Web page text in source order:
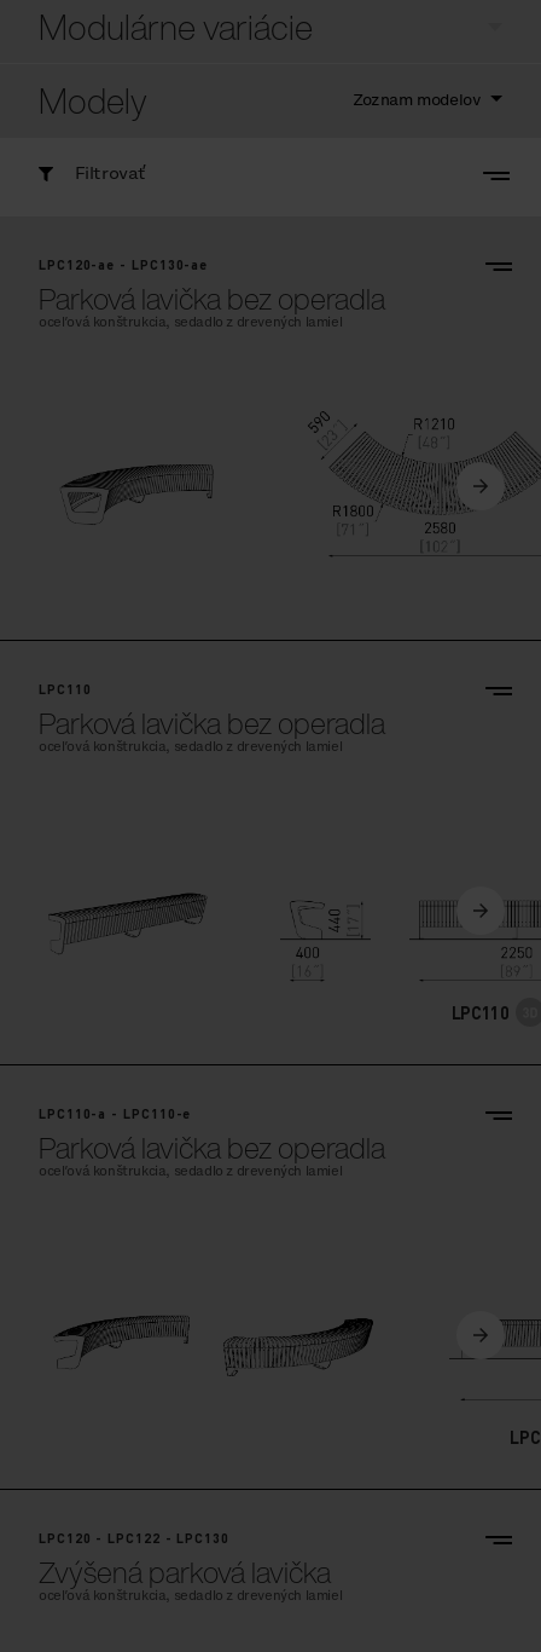
Modulárne variácie
Modely
Zoznam modelov
Filtrovať
LPC120-ae - LPC130-ae
Parková lavička bez operadla
oceľová konštrukcia, sedadlo z drevených lamiel
LPC110
Parková lavička bez operadla
oceľová konštrukcia, sedadlo z drevených lamiel
LPC110
LPC110-a - LPC110-e
Parková lavička bez operadla
oceľová konštrukcia, sedadlo z drevených lamiel
LPC120 - LPC122 - LPC130
Zvýšená parková lavička
oceľová konštrukcia, sedadlo z drevených lamiel